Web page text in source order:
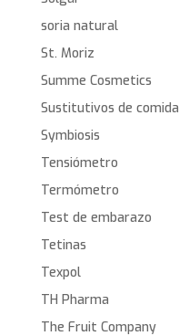
soria natural
St. Moriz
Summe Cosmetics
Sustitutivos de comida
Symbiosis
Tensiómetro
Termómetro
Test de embarazo
Tetinas
Texpol
TH Pharma
The Fruit Company